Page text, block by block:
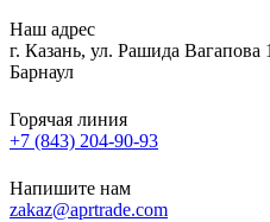
Наш адрес
г. Казань, ул. Рашида
Барнаул
Горячая линия
+7 (843) 204-90-93
Напишите нам
zakaz@aprtrade.com